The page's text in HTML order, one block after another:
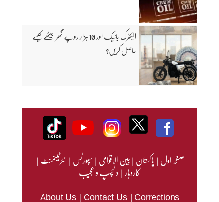
الیکٹرک بائیک اور 10 ہزار روپے گھر بیٹھے کیسے
حاصل کریں؟
صفحہ اول|پاکستان|بین الاقوامی|سپورٹس|انٹرٹینمنٹ|
کاروبار|دلچسپ و عجیب
About Us | Contact Us | Corrections